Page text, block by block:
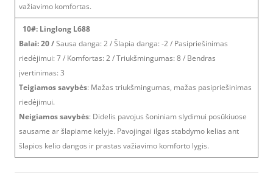
važiavimo komfortas.
10#: Linglong L688
Balai: 20 /Sausa danga: 2 / Šlapia danga: -2 / Pasipriešinimas
riedėjimui: 7 / Komfortas: 2 / Triukšmingumas: 8 / Bendras
įvertinimas: 3
Teigiamos savybės: Mažas triukšmingumas, mažas pasipriešinimas
riedėjimui.
Neigiamos savybės: Didelis pavojus šoniniam slydimui posūkiuose
sausame ar šlapiame kelyje. Pavojingai ilgas stabdymo kelias ant
šlapios kelio dangos ir prastas važiavimo komforto lygis.